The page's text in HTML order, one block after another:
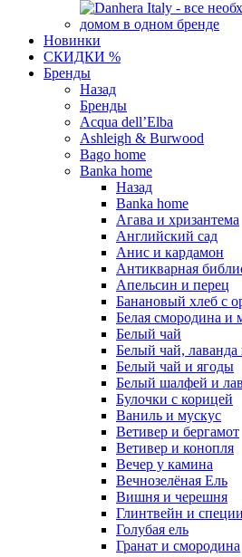
Новинки
СКИДКИ %
Бренды
Назад
Бренды
Acqua dell’Elba
Ashleigh & Burwood
Bago home
Banka home
Назад
Banka home
Агава и хризантема
Английский сад
Анис и кардамон
Антикварная
Апельсин и перец
Банановый хлеб с
Белая смородина и
Белый чай
Белый чай, лаванда
Белый чай и ягоды
Белый шалфей и
Булочки с корицей
Ваниль и мускус
Ветивер и бергамот
Ветивер и конопля
Вечер у камина
Вечнозелёная Ель
Вишня и черешня
Глинтвейн и специи
Голубая ель
Гранат и смородина